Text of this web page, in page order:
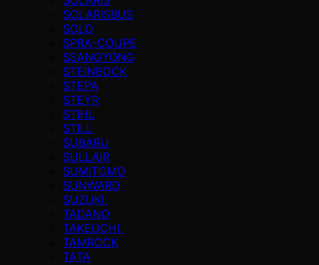
SOLARISBUS
SOLO
SPRA-COUPE
SSANGYONG
STEINBOCK
STEPA
STEYR
STIHL
STILL
SUBARU
SULLAIR
SUMITOMO
SUNWARD
SUZUKI
TADANO
TAKEUCHI
TAMROCK
TATA